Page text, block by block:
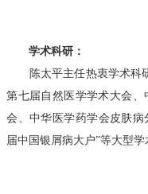
学术科研：
陈太平主任热衷学术科研
第七届自然医学学术大会
会、中华医学药学会皮肤病
届中国银屑病大户”等大型学